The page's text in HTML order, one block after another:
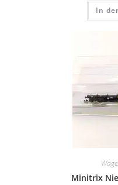
In
Minitrix